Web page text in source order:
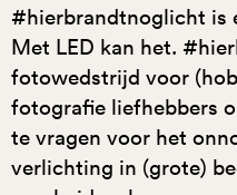
#hierbrandtnoglicht is
Met LED kan het.
fotowedstrijd voor
fotografie liefhebbers
te vragen voor het
verlichting in (grote)